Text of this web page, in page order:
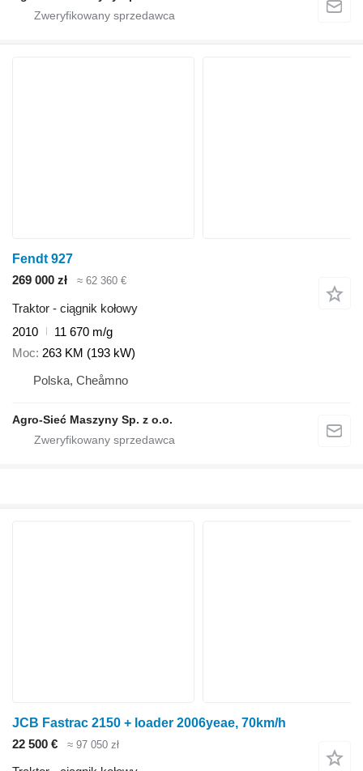
Fendt 927
269 000 zł
≈ 62 360 €
Traktor - ciągnik kołowy
2010
11 670 m/g
Moc 263 KM (193 kW)
Polska, Cheåmno
Agro-Sieć Maszyny Sp. z o.o.
JCB Fastrac 2150 + loader 2006yeae, 70km/h
22 500 €
≈ 97 050 zł